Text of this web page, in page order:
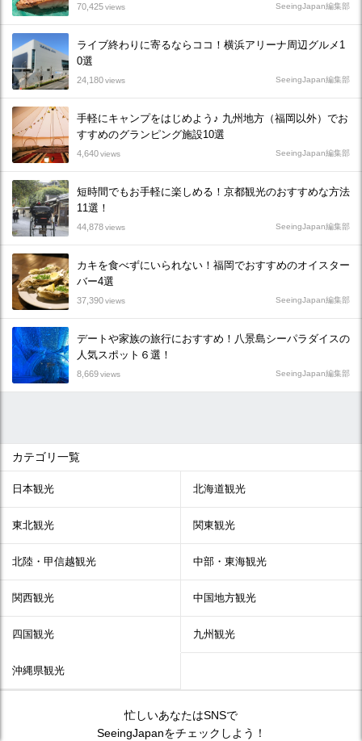
70,425views SeeingJapan編集部
ライブ終わりに寄るならココ！横浜アリーナ周辺グルメ1
0選
24,180views SeeingJapan編集部
手軽にキャンプをはじめよう♪ 九州地方（福岡以外）でお
すすめのグランピング施設10選
4,640views SeeingJapan編集部
短時間でもお手軽に楽しめる！京都観光のおすすめな方法
11選！
44,878views SeeingJapan編集部
カキを食べずにいられない！福岡でおすすめのオイスター
バー4選
37,390views SeeingJapan編集部
デートや家族の旅行におすすめ！八景島シーパラダイスの
人気スポット６選！
8,669views SeeingJapan編集部
カテゴリ一覧
日本観光 北海道観光
東北観光 関東観光
北陸・甲信越観光 中部・東海観光
関西観光 中国地方観光
四国観光 九州観光
沖縄県観光
忙しいあなたはSNSで
SeeingJapanをチェックしよう！